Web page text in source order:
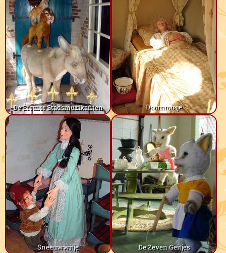
De Bremer Stadsmuzikanten Doornroosje
Sneeuwwitje De Zeven Geitjes